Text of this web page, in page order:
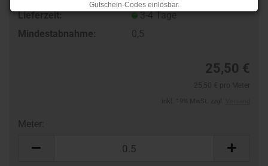
Gutschein-Codes einlösbar.
.
Ab dem 17.08.2026 versenden wir wieder wie gewohnt. Aufgrund des
Lieferzeit:
3-4 Tage
Mindestabnahme:
0,5
25,50 €
Meter: